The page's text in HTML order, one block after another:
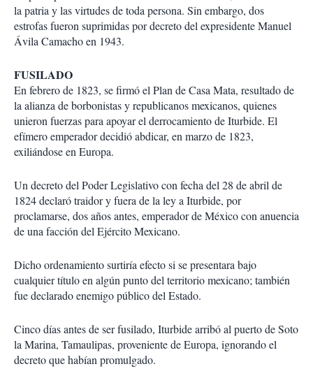
la patria y las virtudes de toda persona. Sin embargo, dos
estrofas fueron suprimidas por decreto del expresidente Manuel
Ávila Camacho en 1943.
FUSILADO
En febrero de 1823, se firmó el Plan de Casa Mata, resultado de
la alianza de borbonistas y republicanos mexicanos, quienes
unieron fuerzas para apoyar el derrocamiento de Iturbide. El
efímero emperador decidió abdicar, en marzo de 1823,
exiliándose en Europa.
Un decreto del Poder Legislativo con fecha del 28 de abril de
1824 declaró traidor y fuera de la ley a Iturbide, por
proclamarse, dos años antes, emperador de México con anuencia
de una facción del Ejército Mexicano.
Dicho ordenamiento surtiría efecto si se presentara bajo
cualquier título en algún punto del territorio mexicano; también
fue declarado enemigo público del Estado.
Cinco días antes de ser fusilado, Iturbide arribó al puerto de Soto
la Marina, Tamaulipas, proveniente de Europa, ignorando el
decreto que habían promulgado.